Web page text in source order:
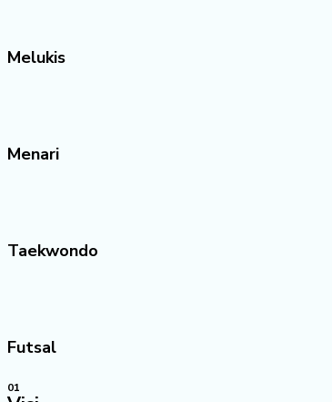
Melukis
Menari
Taekwondo
Futsal
01